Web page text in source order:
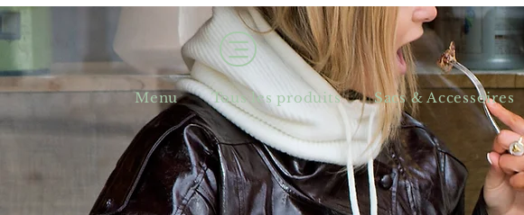
Menu Tous les produits Sacs & Accessoires